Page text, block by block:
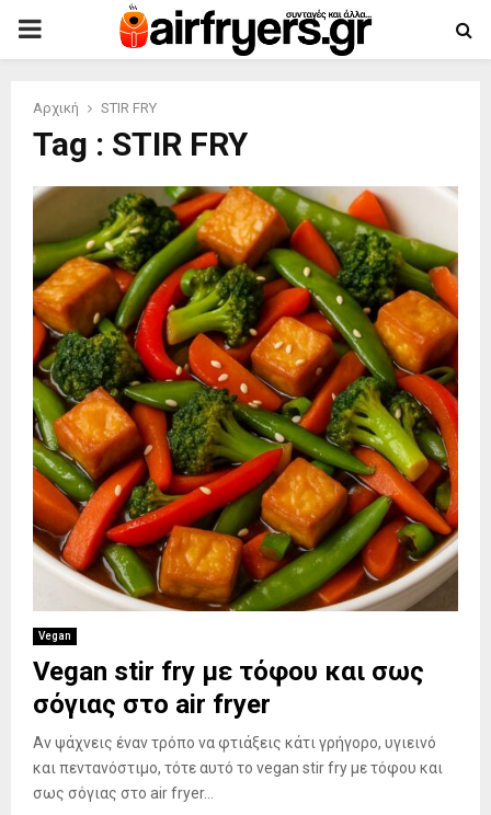
PRIMARY
Αρχική STIR FRY
Tag : STIR FRY
Vegan
Vegan stir fry με τόφου και σως
σόγιας στο air fryer
Αν ψάχνεις έναν τρόπο να φτιάξεις κάτι γρήγορο, υγιεινό
και πεντανόστιμο, τότε αυτό το vegan stir fry με τόφου και
σως σόγιας στο air fryer...